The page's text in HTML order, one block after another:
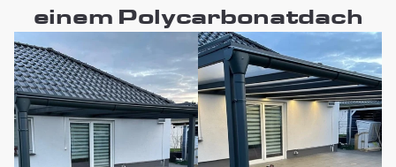
einem Polycarbonatdach